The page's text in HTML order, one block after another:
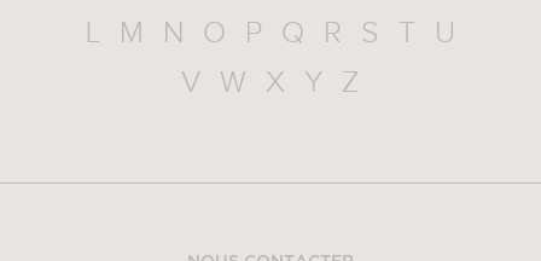
L
M N O P Q R S T
U
V
W X Y Z